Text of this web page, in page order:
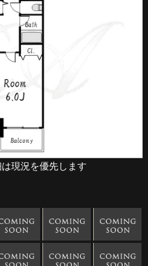
現況を優先します